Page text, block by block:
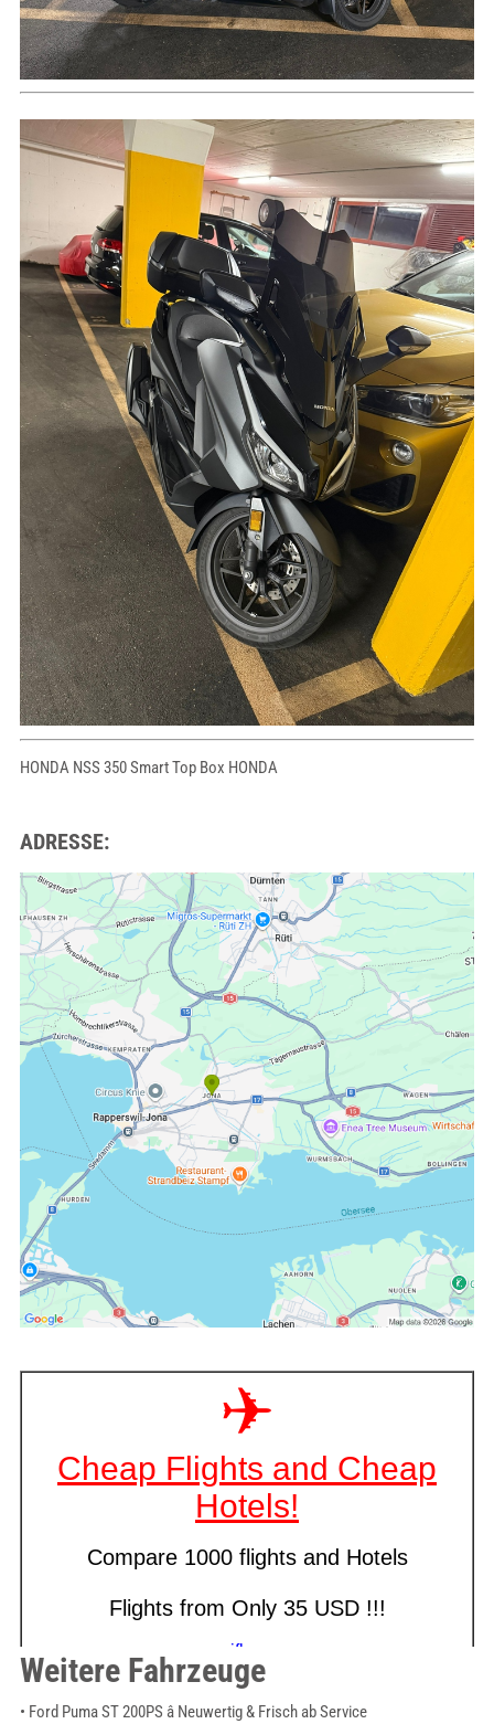
HONDA NSS 350 Smart Top Box HONDA
ADRESSE:
Weitere Fahrzeuge
• Ford Puma ST 200PS â Neuwertig & Frisch ab Service